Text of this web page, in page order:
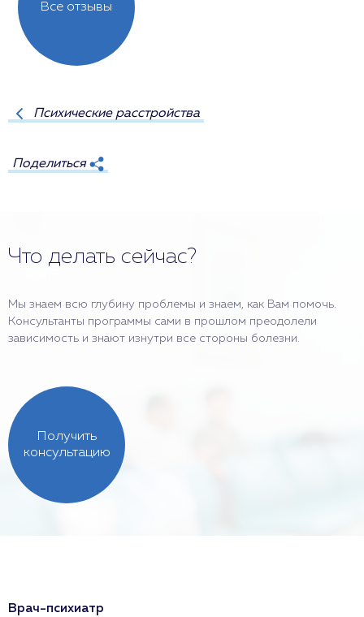
Все отзывы
Психические расстройства
Поделиться
Что делать сейчас?
Мы знаем всю глубину проблемы и знаем, как Вам помочь.
Консультанты программы сами в прошлом преодолели
зависимость и знают изнутри все стороны болезни.
Получить
консультацию
Врач-психиатр